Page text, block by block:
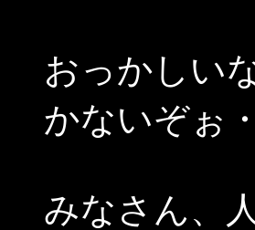
おっかしい
かないぞぉ
みなさん、